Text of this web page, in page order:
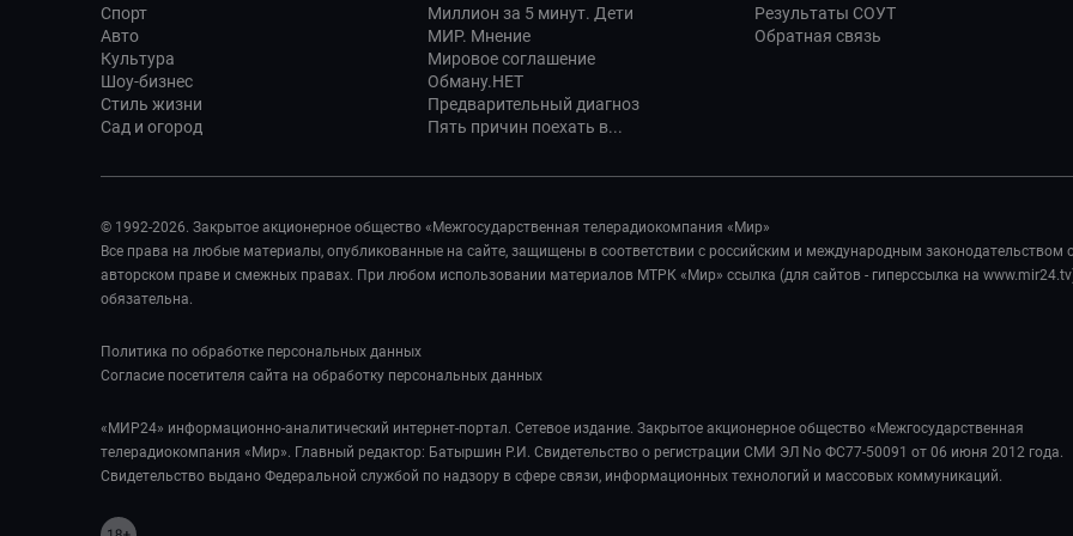
Спорт
Авто
Культура
Шоу-бизнес
Стиль жизни
Сад и огород
Миллион за 5 минут. Дети
МИР. Мнение
Мировое соглашение
Обману.НЕТ
Предварительный диагноз
Пять причин поехать в...
Результаты СОУТ
Обратная связь
© 1992-2026. Закрытое акционерное общество «Межгосударственная телерадиокомпания «Мир»
Все права на любые материалы, опубликованные на сайте, защищены в соответствии с российским и международным законодательством
авторском праве и смежных правах. При любом использовании материалов МТРК «Мир» ссылка (для сайтов - гиперссылка на
обязательна.
Политика по обработке персональных данных
Согласие посетителя сайта на обработку персональных данных
«МИР24» информационно-аналитический интернет-портал. Сетевое издание. Закрытое акционерное общество «Межгосударственная
телерадиокомпания «Мир». Главный редактор: Батыршин Р.И. Свидетельство о регистрации СМИ ЭЛ No ФС77-50091 от 06 июня 2012 года.
Свидетельство выдано Федеральной службой по надзору в сфере связи, информационных технологий и массовых коммуникаций.